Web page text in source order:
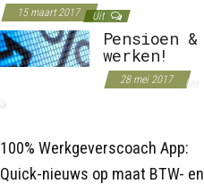
15 maart 2017 Uit
Pensioen &
werken!
28 mei 2017 Uit
100% Werkgeverscoach App:
Quick-nieuws op maat BTW- en